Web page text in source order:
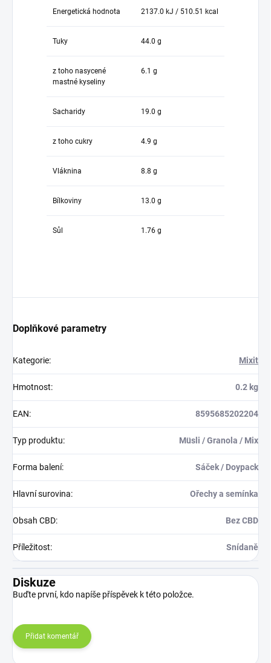
Energetická hodnota 2137.0 kJ / 510.51 kcal
Tuky 44.0 g
z toho nasycené
mastné kyseliny
6.1 g
Sacharidy 19.0 g
z toho cukry 4.9 g
Vláknina 8.8 g
Bílkoviny 13.0 g
Sůl 1.76 g
Doplňkové parametry
Kategorie: Mixit
Hmotnost: 0.2 kg
EAN: 8595685202204
Typ produktu: Müsli / Granola / Mix
Forma balení: Sáček / Doypack
Hlavní surovina: Ořechy a semínka
Obsah CBD: Bez CBD
Příležitost: Snídaně
Diskuze
Buďte první, kdo napíše příspěvek k této položce.
Přidat komentář